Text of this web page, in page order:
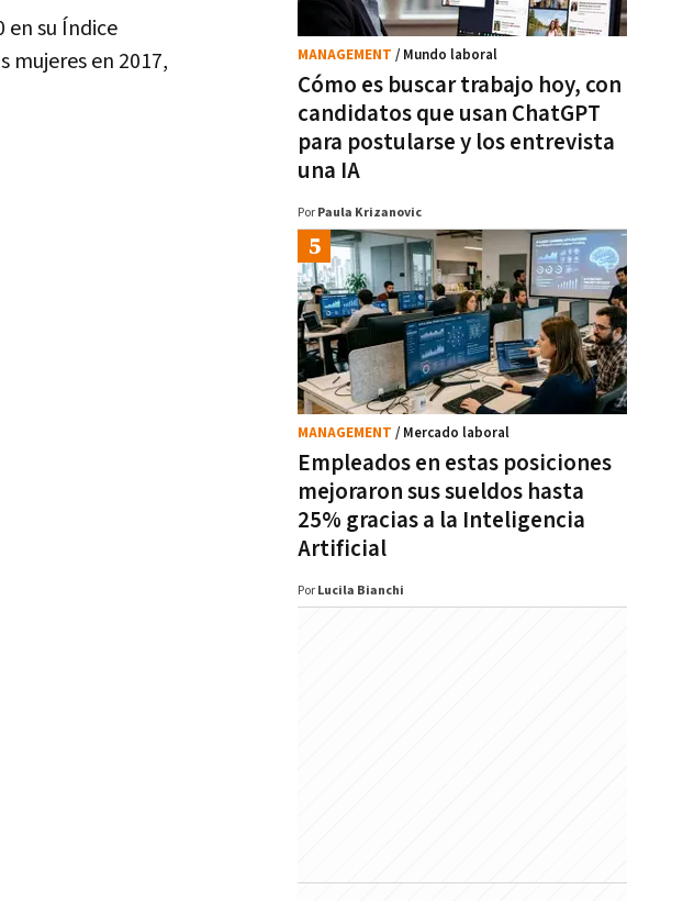
en su Índice
mujeres en 2017,
Cómo es buscar trabajo hoy, con
candidatos que usan ChatGPT
para postularse y los entrevista
una IA
MANAGEMENT / Mundo laboral
Por Paula Krizanovic
Empleados en estas posiciones
mejoraron sus sueldos hasta
25% gracias a la Inteligencia
Artificial
MANAGEMENT / Mercado laboral
Por Lucila Bianchi